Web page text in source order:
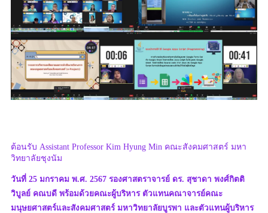
ต้อนรับ Assistant Professor Kim Hyung Min คณะสังคมศาสตร์ มหา
วิทยาลัยชุงนัม
วันที่ 25 มกราคม พ.ศ. 2567 รองศาสตราจารย์ ดร. สุชาดา พงศ์กิตติ
วิบูลย์ คณบดี พร้อมด้วยคณะผู้บริหาร ตัวแทนคณาจารย์คณะ
มนุษยศาสตร์และสังคมศาสตร์ มหาวิทยาลัยบูรพา และตัวแทนผู้บริหาร